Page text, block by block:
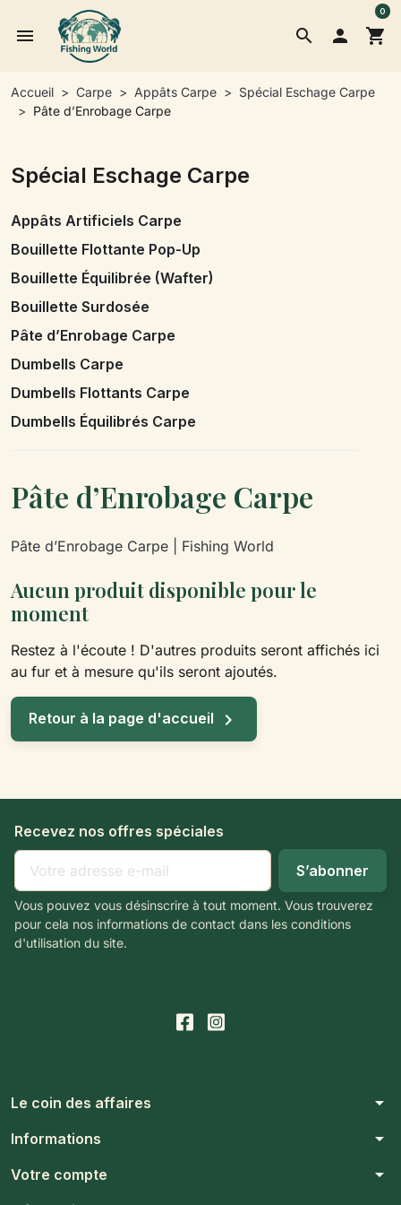
search
menu  shopping_cart
0
Accueil Carpe Appâts Carpe
Spécial Eschage Carpe
Pâte d’Enrobage Carpe
Spécial Eschage Carpe
Appâts Artificiels Carpe
Bouillette Flottante Pop-Up
Bouillette Équilibrée (Wafter)
Bouillette Surdosée
Pâte d’Enrobage Carpe
Dumbells Carpe
Dumbells Flottants Carpe
Dumbells Équilibrés Carpe
Pâte d’Enrobage Carpe
Pâte d’Enrobage Carpe | Fishing World
Aucun produit disponible pour le
moment
Restez à l'écoute ! D'autres produits seront affichés ici
au fur et à mesure qu'ils seront ajoutés.
Retour à la page d'accueil 
Recevez nos offres spéciales
Vous pouvez vous désinscrire à tout moment. Vous trouverez
pour cela nos informations de contact dans les conditions
d'utilisation du site.
Le coin des affaires arrow_drop_down
Informations arrow_drop_down
Votre compte arrow_drop_down